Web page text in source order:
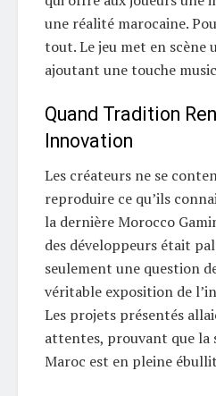
une réalité marocaine.
tout. Le jeu met en scène
ajoutant une touche
Quand Tradition
Innovation
Les créateurs ne se
reproduire ce qu’ils
la dernière Morocco
des développeurs était
seulement une question
véritable exposition de
Les projets présentés
attentes, prouvant que la
Maroc est en pleine